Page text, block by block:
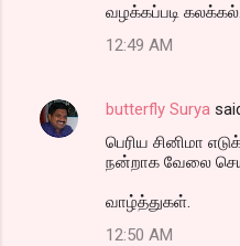
வழக்கப்படி கலக்கல்.
12:49 AM
butterfly Surya
பெரிய சினிமா
நன்றாக வேலை
வாழ்த்துகள்.
12:50 AM